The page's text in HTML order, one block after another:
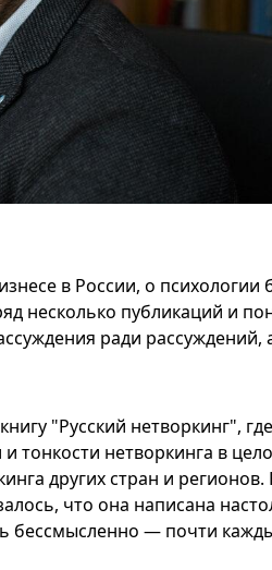
в России, о психологии
несколько публикаций и
ради рассуждений,
"Русский нетворкинг",
тонкости нетворкинга в
других стран и регионов.
что она написана
бессмысленно — почти